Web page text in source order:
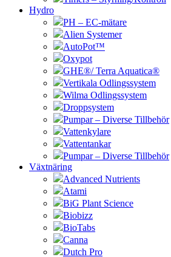
Hydro
PH – EC-mätare
Alien Systemer
AutoPot™
Oxypot
GHE®/ Terra Aquatica®
Vertikala Odlingssystem
Wilma Odlingssystem
Droppsystem
Pumpar – Diverse Tillbehör
Vattenkylare
Vattentankar
Pumpar – Diverse Tillbehör
Växtnäring
Advanced Nutrients
Atami
BiG Plant Science
Biobizz
BioTabs
Canna
Dutch Pro